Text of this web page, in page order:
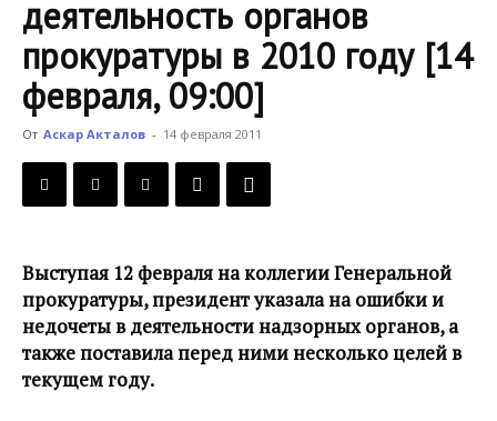
Новости
Кыргызстана
деятельность органов
прокуратуры в 2010 году [14
февраля, 09:00]
От Аскар Акталов - 14 февраля 2011
Выступая 12 февраля на коллегии Генеральной
прокуратуры, президент указала на ошибки и
недочеты в деятельности надзорных органов, а
также поставила перед ними несколько целей в
текущем году.